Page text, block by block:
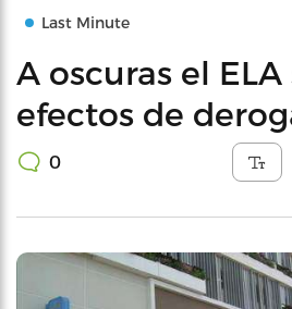
Last Minute
A oscuras el
efectos de
0